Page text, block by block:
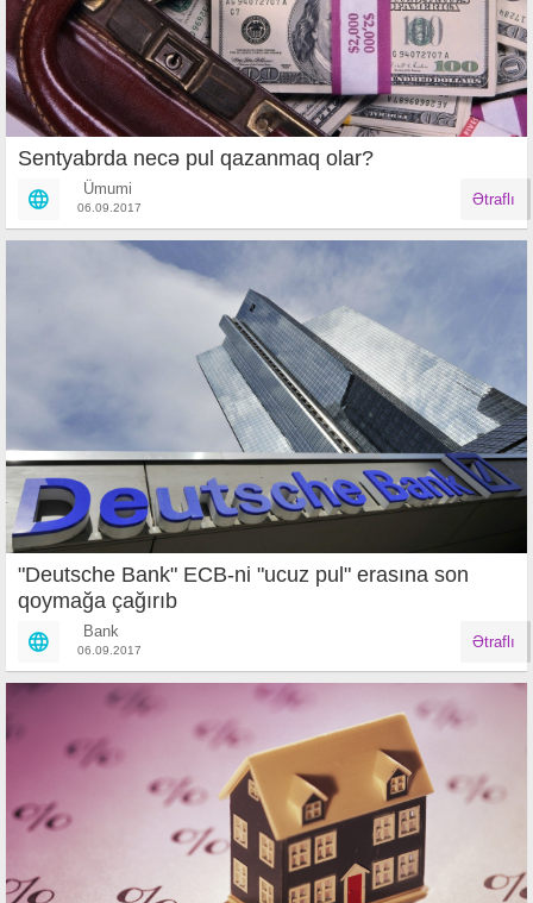
Sentyabrda necə pul qazanmaq olar?
Ümumi
06.09.2017 Ətraflı
"Deutsche Bank" ECB-ni "ucuz pul" erasına son
qoymağa çağırıb
Bank
06.09.2017 Ətraflı